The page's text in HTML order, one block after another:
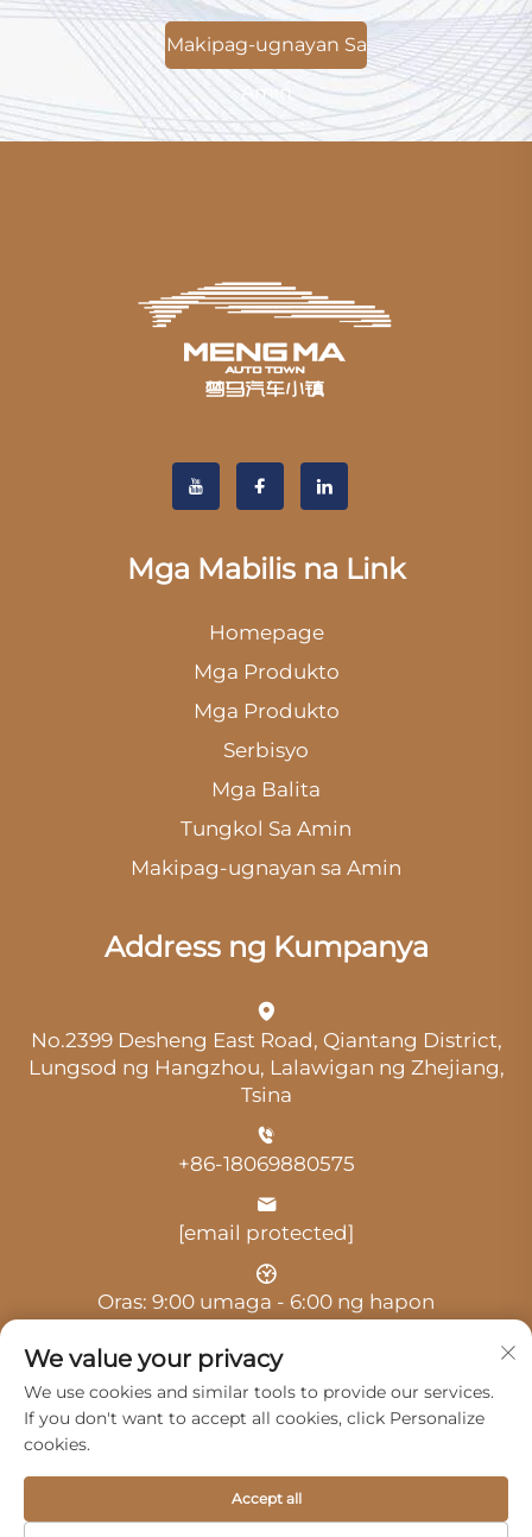
Makipag-ugnayan Sa
Amin
Mga Mabilis na Link
Homepage
Mga Produkto
Mga Produkto
Serbisyo
Mga Balita
Tungkol Sa Amin
Makipag-ugnayan sa Amin
Address ng Kumpanya
No.2399 Desheng East Road, Qiantang District,
Lungsod ng Hangzhou, Lalawigan ng Zhejiang,
Tsina
+86-18069880575
[email protected]
Oras: 9:00 umaga - 6:00 ng hapon
Patakaran sa Pagkakapribado
Mga Produkto Serbisyo Tungkol Sa Amin
We value your privacy
We use cookies and similar tools to provide our services.
If you don't want to accept all cookies, click Personalize
cookies.
Accept all